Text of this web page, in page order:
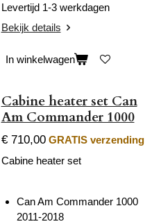
Levertijd 1-3 werkdagen
Bekijk details
In winkelwagen
Cabine heater set Can
Am Commander 1000
€ 710,00 GRATIS verzending
Cabine heater set
Can Am Commander 1000
2011-2018